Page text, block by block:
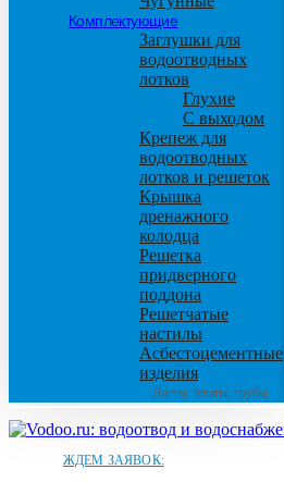
Комплектующие
Заглушки для
водоотводных
лотков
Глухие
С выходом
Крепеж для
водоотводных
лотков и решеток
Крышка
дренажного
колодца
Решетка
придверного
поддона
Решетчатые
настилы
Асбестоцементные
изделия
Листы, плиты, трубы
ЖДЕМ ЗАЯВОК: